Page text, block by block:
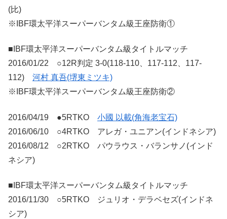
(比)
※IBF環太平洋スーパーバンタム級王座防衛①
■IBF環太平洋スーパーバンタム級タイトルマッチ
2016/01/22 ○12R判定 3-0(118-110、117-112、117-
112) 河村 真吾(堺東ミツキ)
※IBF環太平洋スーパーバンタム級王座防衛②
2016/04/19 ●5RTKO 小國 以載(角海老宝石)
2016/06/10 ○4RTKO アレガ・ユニアン(インドネシア)
2016/08/12 ○2RTKO パウラウス・バランサノ(インド
ネシア)
■IBF環太平洋スーパーバンタム級タイトルマッチ
2016/11/30 ○5RTKO ジュリオ・デラベセズ(インドネ
シア)